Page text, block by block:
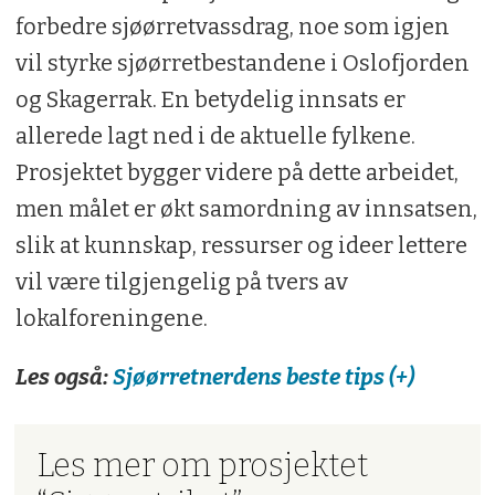
forbedre sjøørretvassdrag, noe som igjen
vil styrke sjøørretbestandene i Oslofjorden
og Skagerrak. En betydelig innsats er
allerede lagt ned i de aktuelle fylkene.
Prosjektet bygger videre på dette arbeidet,
men målet er økt samordning av innsatsen,
slik at kunnskap, ressurser og ideer lettere
vil være tilgjengelig på tvers av
lokalforeningene.
Les også:Sjøørretnerdens beste tips (+)
Les mer om prosjektet